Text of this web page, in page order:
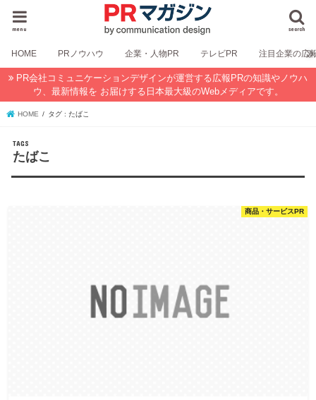
search
menu
HOME PRノウハウ 企業・人物PR テレビPR 注目企業の広
PR会社コミュニケーションデザインが運営する広報PRの知識やノウハ
ウ、最新情報を お届けする日本最大級のWebメディアです。
HOME タグ : たばこ
たばこ
商品・サービスPR